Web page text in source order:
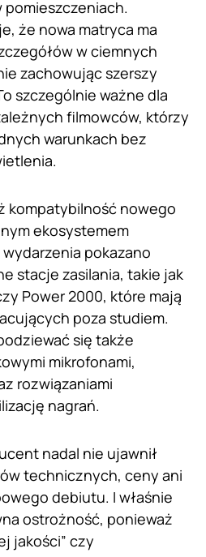
pomieszczeniach.
że nowa matryca ma
w ciemnych
zachowując szerszy
szczególnie ważne dla
filmowców, którzy
warunkach bez
kompatybilność nowego
ekosystemem
pokazano
stacje zasilania, takie jak
Power 2000, które mają
poza studiem.
się także
mikrofonami,
rozwiązaniami
nagrań.
nadal nie ujawnił
technicznych, ceny ani
debiutu. I właśnie
ostrożność, ponieważ
jakości” czy